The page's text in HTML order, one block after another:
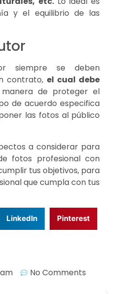
y el equilibrio de las
siempre se deben
contrato, el cual debe
de proteger el
de acuerdo especifica
las fotos al público
a considerar para
fotos profesional con
tus objetivos, para
que cumpla con tus
LinkedIn Pinterest
No Comments